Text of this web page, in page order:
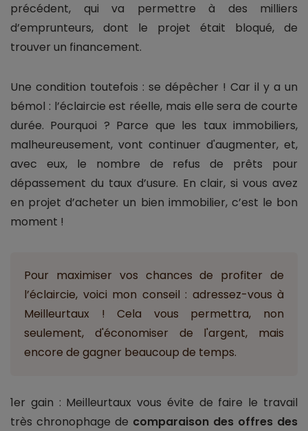
précédent, qui va permettre à des milliers
d’emprunteurs, dont le projet était bloqué, de
trouver un financement.
Une condition toutefois : se dépêcher ! Car il y a un
bémol : l’éclaircie est réelle, mais elle sera de courte
durée. Pourquoi ? Parce que les taux immobiliers,
malheureusement, vont continuer d'augmenter, et,
avec eux, le nombre de refus de prêts pour
dépassement du taux d’usure. En clair, si vous avez
en projet d’acheter un bien immobilier, c’est le bon
moment !
Pour maximiser vos chances de profiter de
l’éclaircie, voici mon conseil : adressez-vous à
Meilleurtaux ! Cela vous permettra, non
seulement, d'économiser de l'argent, mais
encore de gagner beaucoup de temps.
1er gain : Meilleurtaux vous évite de faire le travail
très chronophage de comparaison des offres des